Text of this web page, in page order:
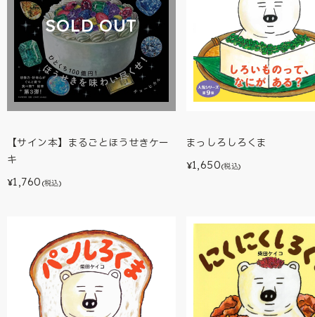
SOLD OUT
【サイン本】まるごとほうせきケー
キ
¥1,760 (税込)
まっしろしろくま
¥1,650(税込)